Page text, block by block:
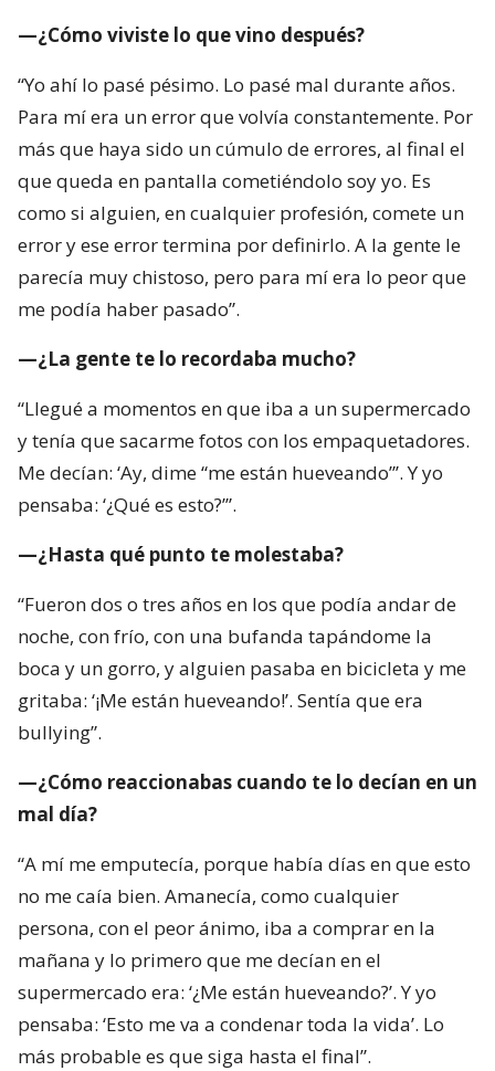
—¿Cómo viviste lo que vino después?
“Yo ahí lo pasé pésimo. Lo pasé mal durante años.
Para mí era un error que volvía constantemente. Por
más que haya sido un cúmulo de errores, al final el
que queda en pantalla cometiéndolo soy yo. Es
como si alguien, en cualquier profesión, comete un
error y ese error termina por definirlo. A la gente le
parecía muy chistoso, pero para mí era lo peor que
me podía haber pasado”.
—¿La gente te lo recordaba mucho?
“Llegué a momentos en que iba a un supermercado
y tenía que sacarme fotos con los empaquetadores.
Me decían: ‘Ay, dime “me están hueveando”’. Y yo
pensaba: ‘¿Qué es esto?’”.
—¿Hasta qué punto te molestaba?
“Fueron dos o tres años en los que podía andar de
noche, con frío, con una bufanda tapándome la
boca y un gorro, y alguien pasaba en bicicleta y me
gritaba: ‘¡Me están hueveando!’. Sentía que era
bullying”.
—¿Cómo reaccionabas cuando te lo decían en un
mal día?
“A mí me emputecía, porque había días en que esto
no me caía bien. Amanecía, como cualquier
persona, con el peor ánimo, iba a comprar en la
mañana y lo primero que me decían en el
supermercado era: ‘¿Me están hueveando?’. Y yo
pensaba: ‘Esto me va a condenar toda la vida’. Lo
más probable es que siga hasta el final”.